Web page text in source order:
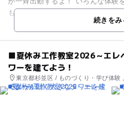
もろう！ トミカ巨大ジオラマやト
続きをみ
■夏休み工作教室2026～エレ
ワーを建てよう！
東京都杉並区 / ものづくり・学び体験